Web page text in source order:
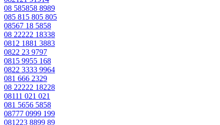
08 585858 8989
085 815 805 805
08567 18 5858
08 22222 18338
0812 1881 3883
0822 23 9797
0815 9955 168
0822 3333 9964
081 666 2329
08 22222 18228
08111 021 021
081 5656 5858
08777 0999 199
081223 8899 89